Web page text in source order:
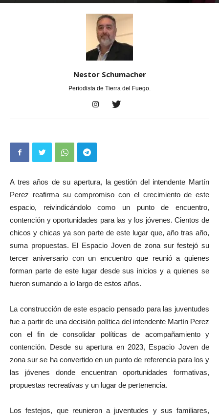
Por Nestor Schumacher - febrero 27, 2026 0
Nestor Schumacher
Periodista de Tierra del Fuego.
A tres años de su apertura, la gestión del intendente Martín
Perez reafirma su compromiso con el crecimiento de este
espacio, reivindicándolo como un punto de encuentro,
contención y oportunidades para las y los jóvenes. Cientos de
chicos y chicas ya son parte de este lugar que, año tras año,
suma propuestas. El Espacio Joven de zona sur festejó su
tercer aniversario con un encuentro que reunió a quienes
forman parte de este lugar desde sus inicios y a quienes se
fueron sumando a lo largo de estos años.
La construcción de este espacio pensado para las juventudes
fue a partir de una decisión política del intendente Martín Perez
con el fin de consolidar políticas de acompañamiento y
contención. Desde su apertura en 2023, Espacio Joven de
zona sur se ha convertido en un punto de referencia para los y
las jóvenes donde encuentran oportunidades formativas,
propuestas recreativas y un lugar de pertenencia.
Los festejos, que reunieron a juventudes y sus familiares,